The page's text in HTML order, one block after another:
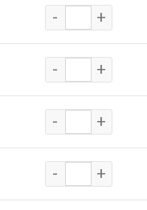
- +
- +
- +
- +